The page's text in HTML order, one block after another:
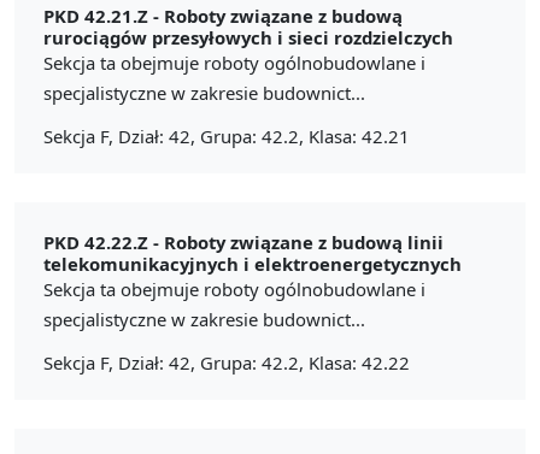
PKD 42.21.Z - Roboty związane z budową
rurociągów przesyłowych i sieci rozdzielczych
Sekcja ta obejmuje roboty ogólnobudowlane i
specjalistyczne w zakresie budownict...
Sekcja F, Dział: 42, Grupa: 42.2, Klasa: 42.21
PKD 42.22.Z - Roboty związane z budową linii
telekomunikacyjnych i elektroenergetycznych
Sekcja ta obejmuje roboty ogólnobudowlane i
specjalistyczne w zakresie budownict...
Sekcja F, Dział: 42, Grupa: 42.2, Klasa: 42.22